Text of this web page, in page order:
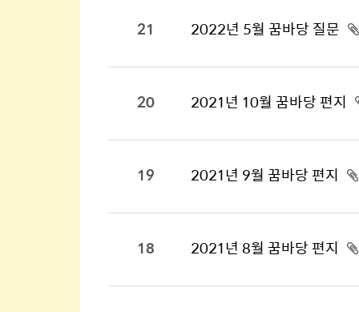
21 2022년 5월 꿈바당 질문
20 2021년 10월 꿈바당 편지
19 2021년 9월 꿈바당 편지
18 2021년 8월 꿈바당 편지